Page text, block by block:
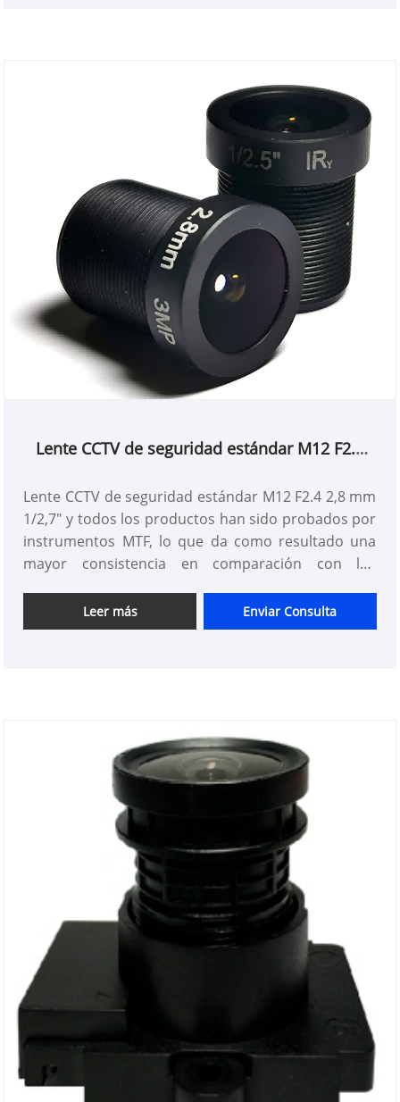
Lente CCTV de seguridad estándar M12 F2.4
Lente CCTV de seguridad estándar M12 F2.4 2,8 mm
1/2,7" y todos los productos han sido probados por
instrumentos MTF, lo que da como resultado una
mayor consistencia en comparación con los
seguro de comprar lentes M12 estándar en nuestra
fábrica.
Leer más Enviar Consulta